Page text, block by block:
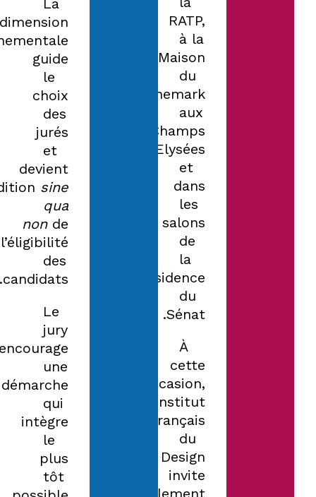
RATP,
à la
Maison
du
Danemark
aux
Champs
Elysées
et
dans
les
salons
de
la
Présidence
du
Sénat.
À
cette
occasion,
l’Institut
Français
du
Design
invite
également
La
dimension
guide
le
choix
des
jurés
et
devient
sine
qua
nonde
l’éligibilité
des
candidats.
Le
jury
une
démarche
qui
intègre
le
plus
tôt